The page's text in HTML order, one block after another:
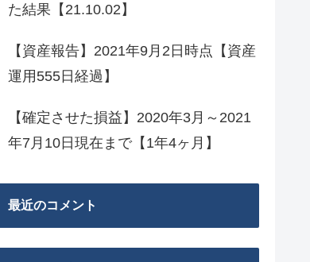
た結果【21.10.02】
【資産報告】2021年9月2日時点【資産
運用555日経過】
【確定させた損益】2020年3月～2021
年7月10日現在まで【1年4ヶ月】
最近のコメント